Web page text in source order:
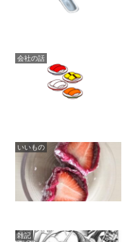
会社の話
いいもの
雑記